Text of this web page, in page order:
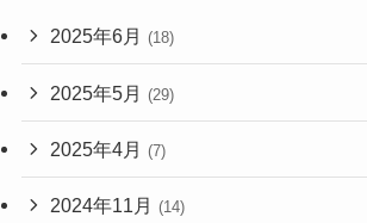
2025年6月 (18)
2025年5月 (29)
2025年4月 (7)
2024年11月 (14)